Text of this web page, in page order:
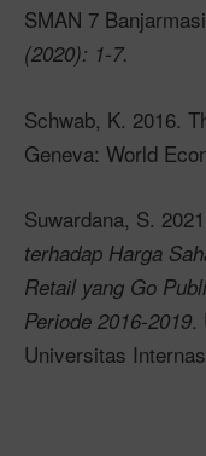
SMAN 7
(2020): 1-7.
Schwab, K. 2016.
Geneva: World
Suwardana, S.
terhadap Harga
Retail yang Go
Periode 2016-2019.
Universitas